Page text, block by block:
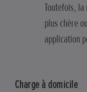
Toutefois,
plus chère
application
Charge à domicile